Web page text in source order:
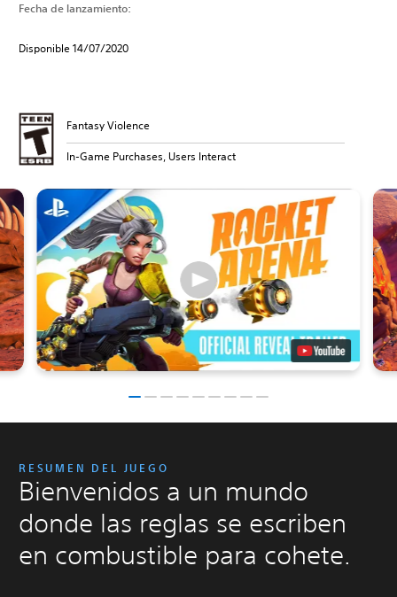
Fecha de lanzamiento:
Disponible 14/07/2020
Fantasy Violence
In-Game Purchases, Users Interact
RESUMEN DEL JUEGO
Bienvenidos a un mundo
donde las reglas se escriben
en combustible para cohete.